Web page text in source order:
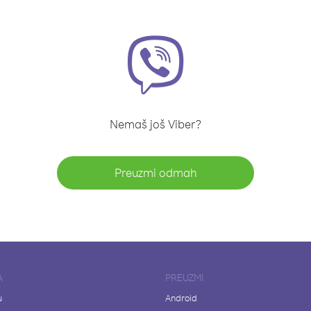
Nemaš još Viber?
Preuzmi odmah
PREUZMI
Android